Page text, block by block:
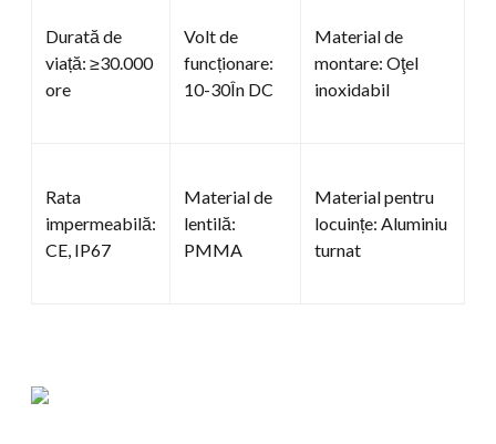
Durată de
viață: ≥30.000
ore
Volt de
funcționare:
10-30În DC
Material de
montare: Oţel
inoxidabil
Rata
impermeabilă:
CE, IP67
Material de
lentilă:
PMMA
Material pentru
locuințe: Aluminiu
turnat